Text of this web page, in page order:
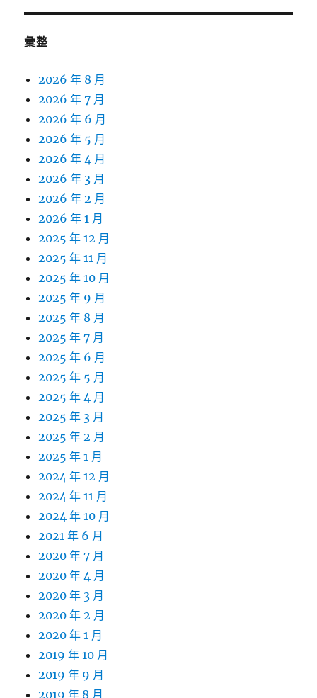
彙整
2026 年 8 月
2026 年 7 月
2026 年 6 月
2026 年 5 月
2026 年 4 月
2026 年 3 月
2026 年 2 月
2026 年 1 月
2025 年 12 月
2025 年 11 月
2025 年 10 月
2025 年 9 月
2025 年 8 月
2025 年 7 月
2025 年 6 月
2025 年 5 月
2025 年 4 月
2025 年 3 月
2025 年 2 月
2025 年 1 月
2024 年 12 月
2024 年 11 月
2024 年 10 月
2021 年 6 月
2020 年 7 月
2020 年 4 月
2020 年 3 月
2020 年 2 月
2020 年 1 月
2019 年 10 月
2019 年 9 月
2019 年 8 月